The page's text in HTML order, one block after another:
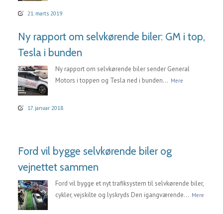
21. marts 2019
Ny rapport om selvkørende biler: GM i top,
Tesla i bunden
Ny rapport om selvkørende biler sender General
Motors i toppen og Tesla ned i bunden... Mere
17. januar 2018
Ford vil bygge selvkørende biler og
vejnettet sammen
Ford vil bygge et nyt trafiksystem til selvkørende biler,
cykler, vejskilte og lyskryds Den igangværende... Mere